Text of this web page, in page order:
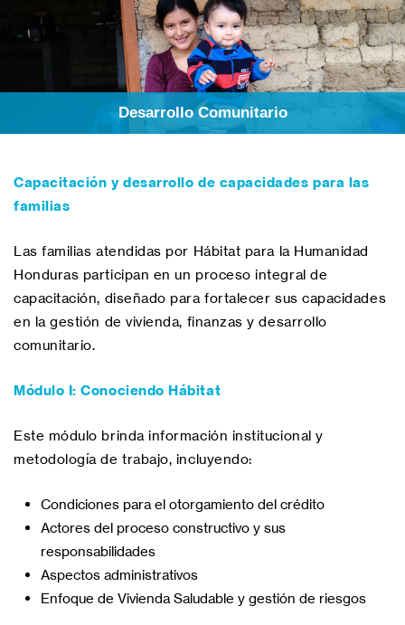
Desarrollo Comunitario
Capacitación y desarrollo de capacidades para las
familias
Las familias atendidas por Hábitat para la Humanidad
Honduras participan en un proceso integral de
capacitación, diseñado para fortalecer sus capacidades
en la gestión de vivienda, finanzas y desarrollo
comunitario.
Módulo I: Conociendo Hábitat
Este módulo brinda información institucional y
metodología de trabajo, incluyendo:
Condiciones para el otorgamiento del crédito
Actores del proceso constructivo y sus
responsabilidades
Aspectos administrativos
Enfoque de Vivienda Saludable y gestión de riesgos